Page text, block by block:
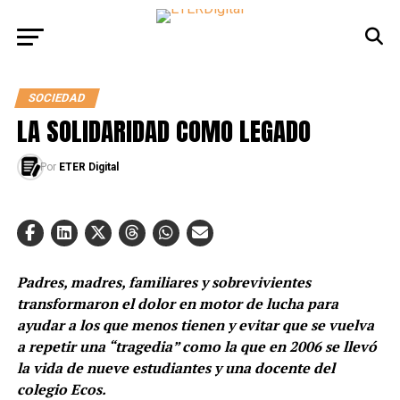
SOCIEDAD
LA SOLIDARIDAD COMO LEGADO
Por ETER Digital
Padres, madres, familiares y sobrevivientes
transformaron el dolor en motor de lucha para
ayudar a los que menos tienen y evitar que se vuelva
a repetir una “tragedia” como la que en 2006 se llevó
la vida de nueve estudiantes y una docente del
colegio Ecos.